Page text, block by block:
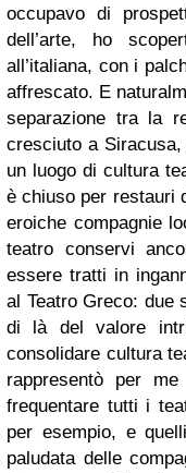
occupavo di
dell’arte, ho
all’italiana, con i
affrescato. E
separazione tra la
cresciuto a
un luogo di cultura
è chiuso per restauri
eroiche compagnie
teatro conservi
essere tratti in
al Teatro Greco: due
di là del valore
consolidare cultura
rappresentò per
frequentare tutti i
per esempio, e
paludata delle